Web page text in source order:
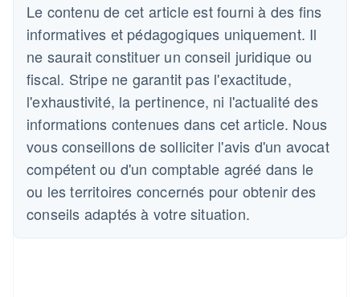
Le contenu de cet article est fourni à des fins
informatives et pédagogiques uniquement. Il
ne saurait constituer un conseil juridique ou
fiscal. Stripe ne garantit pas l'exactitude,
l'exhaustivité, la pertinence, ni l'actualité des
informations contenues dans cet article. Nous
vous conseillons de solliciter l'avis d'un avocat
compétent ou d'un comptable agréé dans le
ou les territoires concernés pour obtenir des
conseils adaptés à votre situation.
Allemagne
Australie
English
Autriche
DeutschEnglish
Belgique
NederlandsFrançais DeutschEnglish
PortuguêsEnglish
Bulgarie
English
Canada
EnglishFrançais